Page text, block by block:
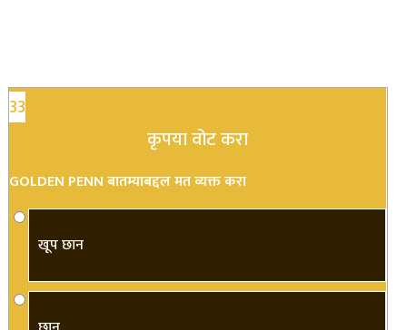
33
कृपया वोट करा
GOLDEN PENN बातम्याबद्दल मत व्यक्त करा
खूप छान